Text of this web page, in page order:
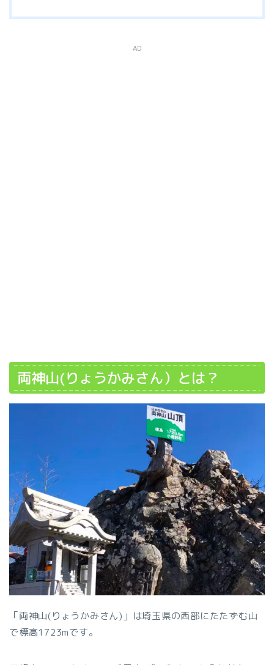
AD
両神山(りょうかみさん）とは？
「両神山(りょうかみさん)」は埼玉県の西部にたたずむ山
で標高1723mです。